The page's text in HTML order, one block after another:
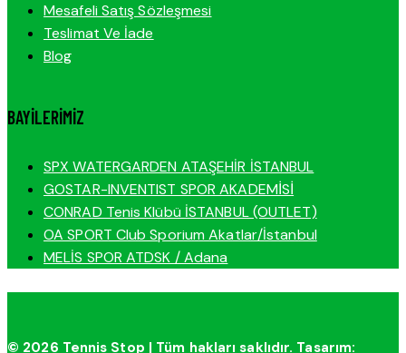
Mesafeli Satış Sözleşmesi
Teslimat Ve İade
Blog
BAYILERIMIZ
SPX WATERGARDEN ATAŞEHİR İSTANBUL
GOSTAR-INVENTIST SPOR AKADEMİSİ
CONRAD Tenis Klübü İSTANBUL (OUTLET)
OA SPORT Club Sporium Akatlar/İstanbul
MELİS SPOR ATDSK / Adana
© 2026 Tennis Stop | Tüm hakları saklıdır. Tasarım: